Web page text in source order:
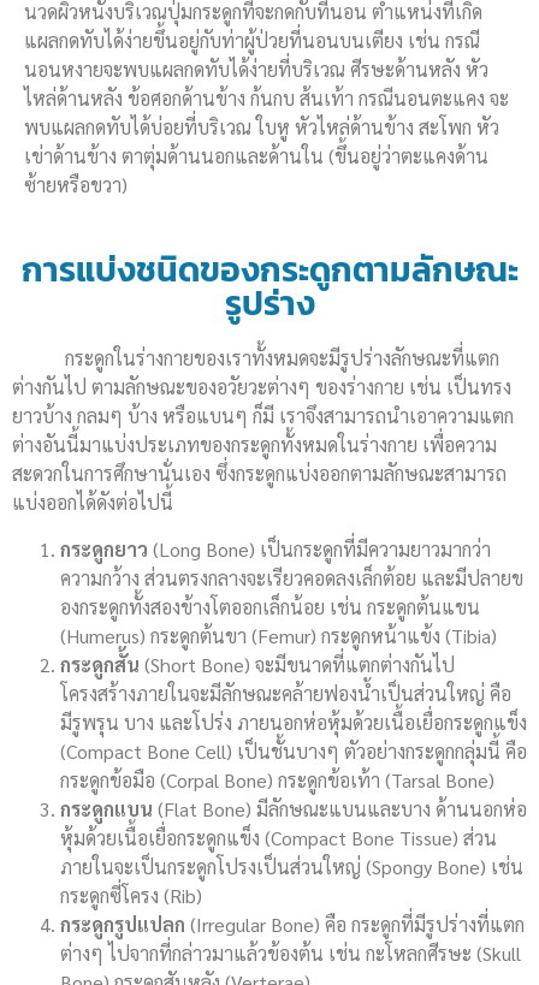
นวดผิวหนังบริเวณปุ่มกระดูกที่จะกดกับที่นอน ตำแหน่งที่เกิด
แผลกดทับได้ง่ายขึ้นอยู่กับท่าผู้ป่วยที่นอนบนเตียง เช่น กรณี
นอนหงายจะพบแผลกดทับได้ง่ายที่บริเวณ ศีรษะด้านหลัง หัว
ไหล่ด้านหลัง ข้อศอกด้านข้าง ก้นกบ ส้นเท้า กรณีนอนตะแคง จะ
พบแผลกดทับได้บ่อยที่บริเวณ ใบหู หัวไหล่ด้านข้าง สะโพก หัว
เข่าด้านข้าง ตาตุ่มด้านนอกและด้านใน (ขึ้นอยู่ว่าตะแคงด้าน
ซ้ายหรือขวา)
การแบ่งชนิดของกระดูกตามลักษณะ
รูปร่าง
กระดูกในร่างกายของเราทั้งหมดจะมีรูปร่างลักษณะที่แตก
ต่างกันไป ตามลักษณะของอวัยวะต่างๆ ของร่างกาย เช่น เป็นทรง
ยาวบ้าง กลมๆ บ้าง หรือแบนๆ ก็มี เราจึงสามารถนำเอาความแตก
ต่างอันนี้มาแบ่งประเภทของกระดูกทั้งหมดในร่างกาย เพื่อความ
สะดวกในการศึกษานั่นเอง ซึ่งกระดูกแบ่งออกตามลักษณะสามารถ
แบ่งออกได้ดังต่อไปนี้
กระดูกยาว (Long Bone) เป็นกระดูกที่มีความยาวมากว่า
ความกว้าง ส่วนตรงกลางจะเรียวคอดลงเล็กต้อย และมีปลายข
องกระดูกทั้งสองข้างโตออกเล็กน้อย เช่น กระดูกต้นแขน
(Humerus) กระดูกต้นขา (Femur) กระดูกหน้าแข้ง (Tibia)
กระดูกสั้น (Short Bone) จะมีขนาดที่แตกต่างกันไป
โครงสร้างภายในจะมีลักษณะคล้ายฟองน้ำเป็นส่วนใหญ่ คือ
มีรูพรุน บาง และโปร่ง ภายนอกห่อหุ้มด้วยเนื้อเยื่อกระดูกแข็ง
(Compact Bone Cell) เป็นชั้นบางๆ ตัวอย่างกระดูกกลุ่มนี้ คือ
กระดูกข้อมือ (Corpal Bone) กระดูกข้อเท้า (Tarsal Bone)
กระดูกแบน (Flat Bone) มีลักษณะแบนและบาง ด้านนอกห่อ
หุ้มด้วยเนื้อเยื่อกระดูกแข็ง (Compact Bone Tissue) ส่วน
ภายในจะเป็นกระดูกโปรงเป็นส่วนใหญ่ (Spongy Bone) เช่น
กระดูกซี่โครง (Rib)
กระดูกรูปแปลก (Irregular Bone) คือ กระดูกที่มีรูปร่างที่แตก
ต่างๆ ไปจากที่กล่าวมาแล้วข้องต้น เช่น กะโหลกศีรษะ (Skull